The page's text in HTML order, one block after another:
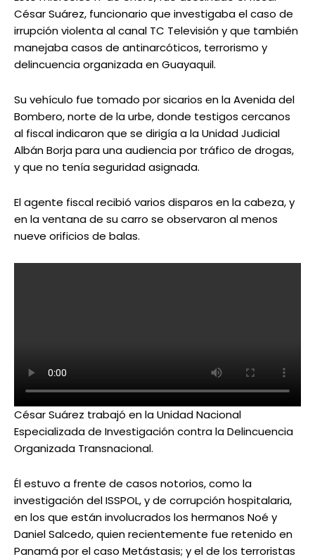
César Suárez, funcionario que investigaba el caso de
irrupción violenta al canal TC Televisión y que también
manejaba casos de antinarcóticos, terrorismo y
delincuencia organizada en Guayaquil.
Su vehículo fue tomado por sicarios en la Avenida del
Bombero, norte de la urbe, donde testigos cercanos
al fiscal indicaron que se dirigía a la Unidad Judicial
Albán Borja para una audiencia por tráfico de drogas,
y que no tenía seguridad asignada.
El agente fiscal recibió varios disparos en la cabeza, y
en la ventana de su carro se observaron al menos
nueve orificios de balas.
César Suárez trabajó en la Unidad Nacional
Especializada de Investigación contra la Delincuencia
Organizada Transnacional.
Él estuvo a frente de casos notorios, como la
investigación del ISSPOL, y de corrupción hospitalaria,
en los que están involucrados los hermanos Noé y
Daniel Salcedo, quien recientemente fue retenido en
Panamá por el caso Metástasis; y el de los terroristas